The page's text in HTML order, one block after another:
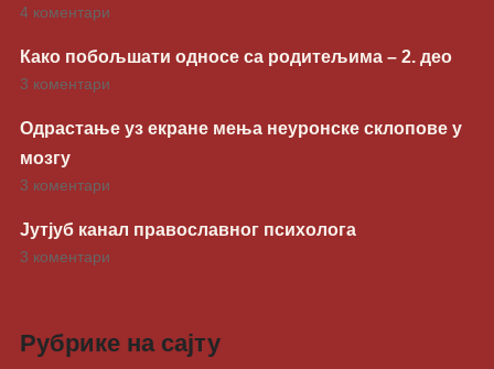
4 коментари
Како побољшати односе са родитељима – 2. део
3 коментари
Одрастање уз екране мења неуронске склопове у
мозгу
3 коментари
Јутјуб канал православног психолога
3 коментари
Рубрике на сајту